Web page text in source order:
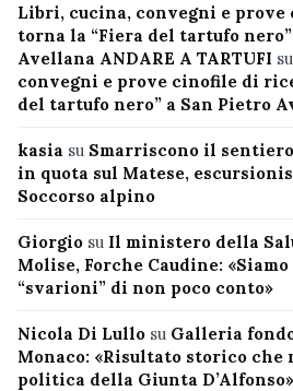
Libri, cucina, convegni e
torna la “Fiera del tartufo
Avellana ANDARE A TARTUFI su
convegni e prove cinofile di
del tartufo nero” a San Pietro
kasia su Smarriscono il
in quota sul Matese,
Soccorso alpino
Giorgio su Il ministero della
Molise, Forche Caudine:
“svarioni” di non poco conto»
Nicola Di Lullo su Galleria
Monaco: «Risultato storico che
politica della Giunta D’Alfonso»